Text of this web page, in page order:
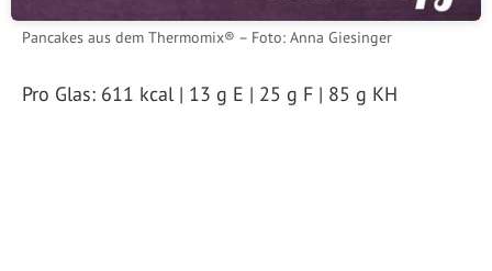
Pancakes aus dem Thermomix® – Foto: Anna Giesinger
Pro Glas: 611 kcal | 13 g E | 25 g F | 85 g KH